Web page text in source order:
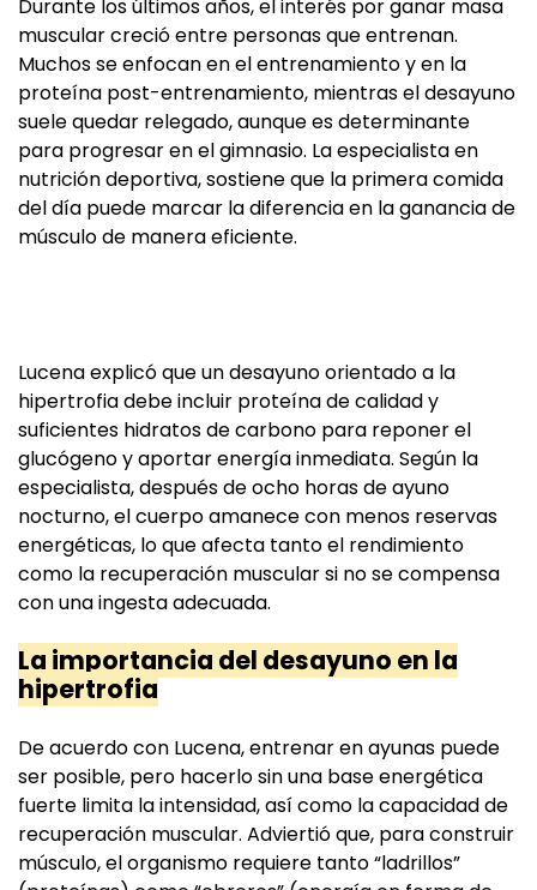
Durante los últimos años, el interés por ganar masa
muscular creció entre personas que entrenan.
Muchos se enfocan en el entrenamiento y en la
proteína post-entrenamiento, mientras el desayuno
suele quedar relegado, aunque es determinante
para progresar en el gimnasio. La especialista en
nutrición deportiva, sostiene que la primera comida
del día puede marcar la diferencia en la ganancia de
músculo de manera eficiente.
Lucena explicó que un desayuno orientado a la
hipertrofia debe incluir proteína de calidad y
suficientes hidratos de carbono para reponer el
glucógeno y aportar energía inmediata. Según la
especialista, después de ocho horas de ayuno
nocturno, el cuerpo amanece con menos reservas
energéticas, lo que afecta tanto el rendimiento
como la recuperación muscular si no se compensa
con una ingesta adecuada.
La importancia del desayuno en la
hipertrofia
De acuerdo con Lucena, entrenar en ayunas puede
ser posible, pero hacerlo sin una base energética
fuerte limita la intensidad, así como la capacidad de
recuperación muscular. Adviertió que, para construir
músculo, el organismo requiere tanto “ladrillos”